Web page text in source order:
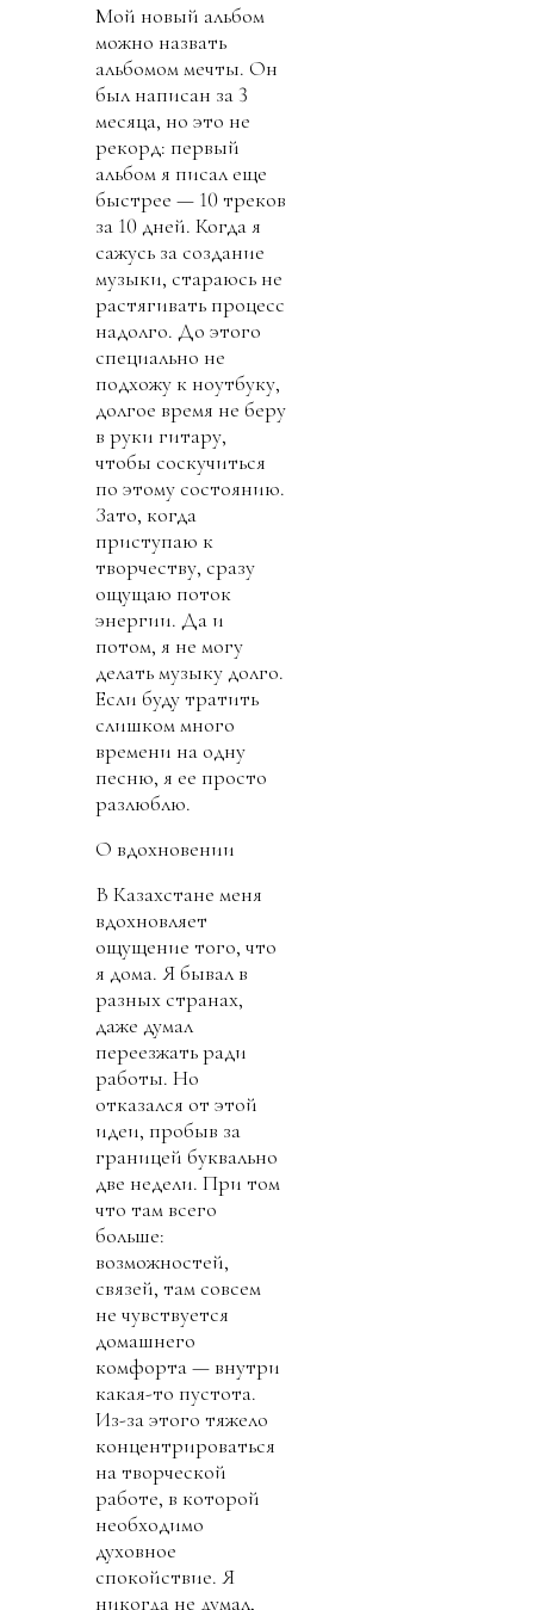
Мой новый альбом
можно назвать
альбомом мечты. Он
был написан за 3
месяца, но это не
рекорд: первый
альбом я писал еще
быстрее — 10 треков
за 10 дней. Когда я
сажусь за создание
музыки, стараюсь не
растягивать процесс
надолго. До этого
специально не
подхожу к ноутбуку,
долгое время не беру
в руки гитару,
чтобы соскучиться
по этому состоянию.
Зато, когда
приступаю к
творчеству, сразу
ощущаю поток
энергии. Да и
потом, я не могу
делать музыку долго.
Если буду тратить
слишком много
времени на одну
песню, я ее просто
разлюблю.
О вдохновении
В Казахстане меня
вдохновляет
ощущение того, что
я дома. Я бывал в
разных странах,
даже думал
переезжать ради
работы. Но
отказался от этой
идеи, пробыв за
границей буквально
две недели. При том
что там всего
больше:
возможностей,
связей, там совсем
не чувствуется
домашнего
комфорта — внутри
какая-то пустота.
Из-за этого тяжело
концентрироваться
на творческой
работе, в которой
необходимо
духовное
спокойствие. Я
никогда не думал,